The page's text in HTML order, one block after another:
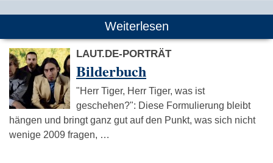
Weiterlesen
LAUT.DE-PORTRÄT
Bilderbuch
"Herr Tiger, Herr Tiger, was ist
geschehen?": Diese Formulierung bleibt
hängen und bringt ganz gut auf den Punkt, was sich nicht
wenige 2009 fragen, …